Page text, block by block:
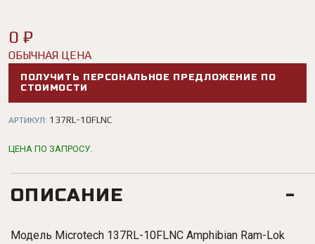
0 ₽
ОБЫЧНАЯ ЦЕНА
ПОЛУЧИТЬ ПЕРСОНАЛЬНОЕ ПРЕДЛОЖЕНИЕ ПО
СТОИМОСТИ
АРТИКУЛ: 137RL-10FLNC
ЦЕНА ПО ЗАПРОСУ.
ОПИСАНИЕ
Модель Microtech 137RL-10FLNC Amphibian Ram-Lok